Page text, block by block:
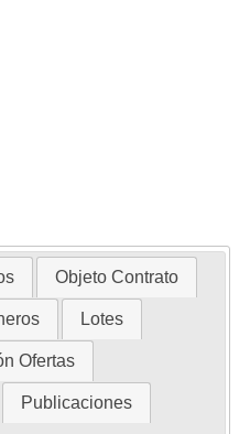
Objeto Contrato
Lotes
Ofertas
Publicaciones